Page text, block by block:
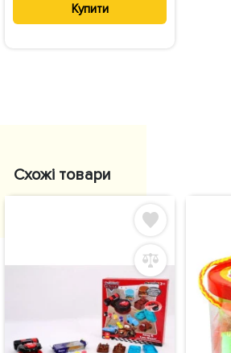
Купити
Схожі товари